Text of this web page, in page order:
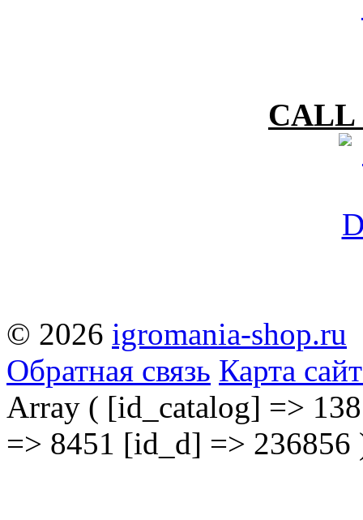
CALL
© 2026 igromania-shop.ru
Обратная связь Карта
Array ( [id_catalog] =>
=> 8451 [id_d] => 236856